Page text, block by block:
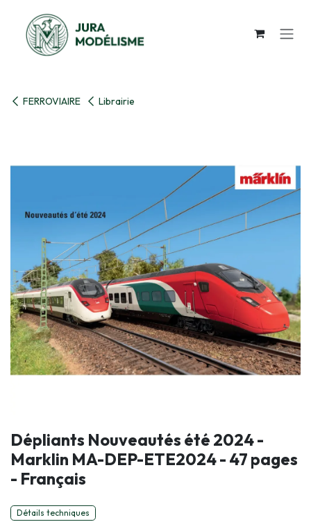
FERROVIAIRE Librairie
Dépliants Nouveautés été 2024 -
Marklin MA-DEP-ETE2024 - 47 pages
- Français
Détails techniques